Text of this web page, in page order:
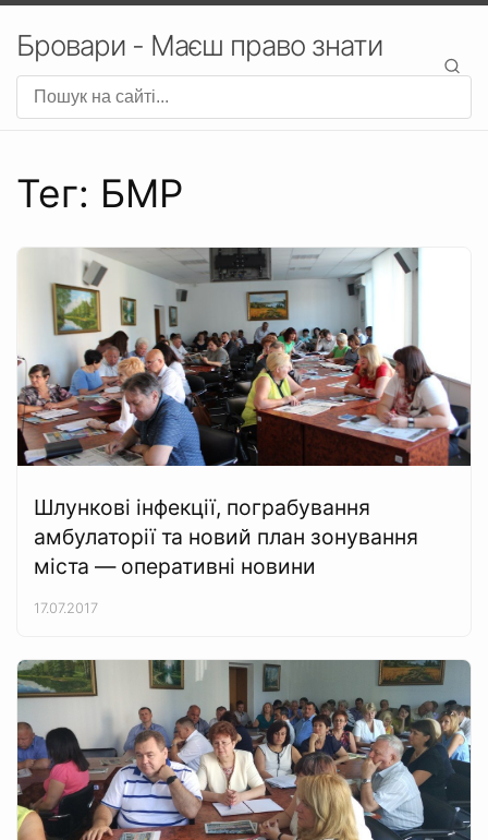
Бровари - Маєш право знати
Тег: БМР
Шлункові інфекції, пограбування
амбулаторії та новий план зонування
міста — оперативні новини
17.07.2017